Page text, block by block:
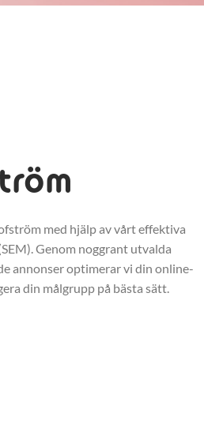
med hjälp av vårt effektiva
Genom noggrant utvalda
annonser optimerar vi din online-
din målgrupp på bästa sätt.